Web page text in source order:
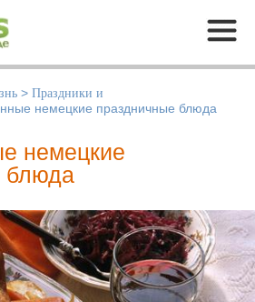
Меню
> Праздники и
немецкие праздничные блюда
немецкие
блюда